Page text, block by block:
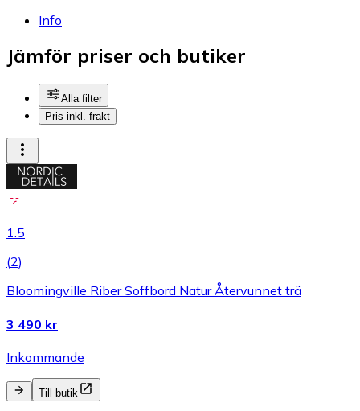
Info
Jämför priser och butiker
Alla filter
Pris inkl. frakt
1.5
(2)
Bloomingville Riber Soffbord Natur Återvunnet trä
3 490 kr
Inkommande
Till butik